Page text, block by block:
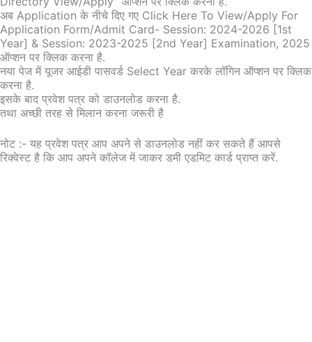
अब Application के नीचे दिए गए Click Here To View/apply For
Application Form/Admit Card- Session: 2024-2026 [1st
Year] & Session: 2023-2025 [2nd Year] Examination, 2025
ऑप्शन पर क्लिक करना है.
नया पेज में यूजर आईडी पासवर्ड Select Year करके लॉगिन ऑप्शन पर क्लिक
करना है.
इसके बाद प्रवेश पत्र को डाउनलोड करना है.
तथा अच्छी तरह से मिलान करना जरूरी है
नोट :- यह प्रवेश पत्र आप अपने से डाउनलोड नहीं कर सकते हैं आपसे
रिक्वेस्ट है कि आप अपने कॉलेज में जाकर डमी एडमिट कार्ड प्राप्त करें.